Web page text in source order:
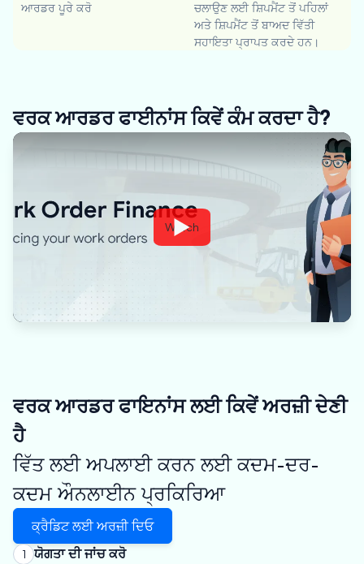
ਆਰਡਰ ਪੂਰੇ ਕਰੋ
ਚਲਾਉਣ ਲਈ ਸ਼ਿਪਮੈਂਟ ਤੋਂ ਪਹਿਲਾਂ
ਅਤੇ ਸ਼ਿਪਮੈਂਟ ਤੋਂ ਬਾਅਦ ਵਿੱਤੀ
ਸਹਾਇਤਾ ਪ੍ਰਾਪਤ ਕਰਦੇ ਹਨ।
ਵਰਕ ਆਰਡਰ ਫਾਈਨਾਂਸ ਕਿਵੇਂ ਕੰਮ ਕਰਦਾ ਹੈ?
Watch
ਵਰਕ ਆਰਡਰ ਫਾਇਨਾਂਸ ਲਈ ਕਿਵੇਂ ਅਰਜ਼ੀ ਦੇਣੀ
ਹੈ
ਵਿੱਤ ਲਈ ਅਪਲਾਈ ਕਰਨ ਲਈ ਕਦਮ-ਦਰ-
ਕਦਮ ਔਨਲਾਈਨ ਪ੍ਰਕਿਰਿਆ
ਕ੍ਰੈਡਿਟ ਲਈ ਅਰਜ਼ੀ ਦਿਓ
1 ਯੋਗਤਾ ਦੀ ਜਾਂਚ ਕਰੋ